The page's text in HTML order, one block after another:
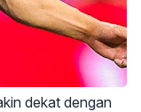
dekat dengan